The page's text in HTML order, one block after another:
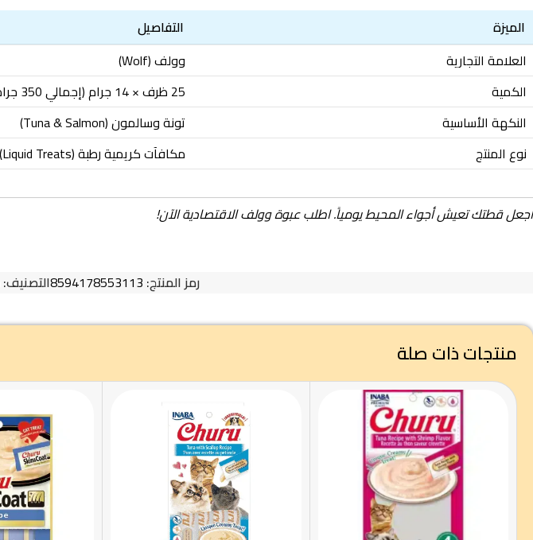
الميزة
التفاصيل
العلامة التجارية
وولف (Wolf)
الكمية
25 ظرف × 14 جرام (إجمالي 350 جرام)
النكهة الأساسية
تونة وسالمون (Tuna & Salmon)
نوع المنتج
مكافآت كريمية رطبة (Liquid Treats)
اجعل قطتك تعيش أجواء المحيط يومياً. اطلب عبوة وولف الاقتصادية الآن!
رمز المنتج: 8594178553113التصنيف:
منتجات ذات صلة